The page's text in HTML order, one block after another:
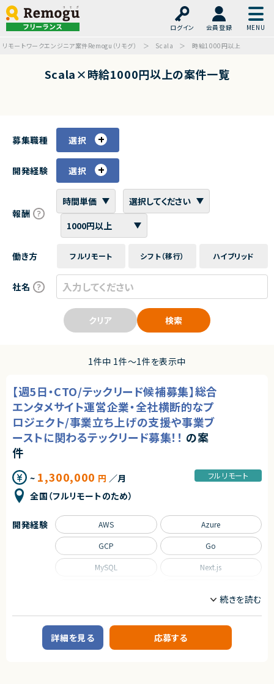
フリーランス ログイン
会員登録
リモートワークエンジニア案件Remogu（リモグ）
Scala 時給1000円以上
Scala×時給1000円以上の案件一覧
募集職種 選択
開発経験 選択
報酬
働き方 フルリモート シフト（移行） ハイブリッド
社名
クリア 検索
1件中 1件〜1件を表示中
【週5日・CTO/テックリード候補募集】総合
エンタメサイト運営企業・全社横断的なプ
ロジェクト/事業立ち上げの支援や事業ブ
ーストに関わるテックリード募集！！ の案
件
~ 1,300,000 円 ／月
全国（フルリモートのため）
フルリモート
CTO/VPoE/テックリード
インフラエンジニア/SRE
開発経験 AWS Azure
GCP Go
MySQL Next.js
詳細を見る 応募する